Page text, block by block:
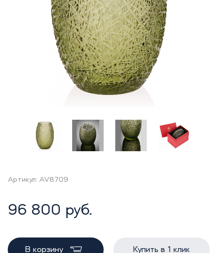
Артикул: AV8709
96 800 руб.
В корзину Купить в 1 клик